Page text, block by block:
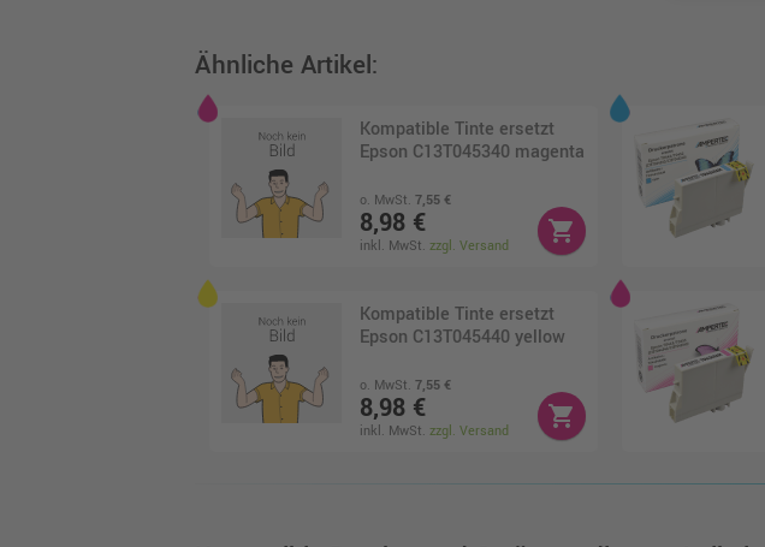
Ähnliche Artikel:
Kompatible Tinte ersetzt
Epson C13T045340 magenta
o. MwSt. 7,55 €
8,98 €
inkl. MwSt. zzgl. Versand
shopping_cart
Kompatible Tinte ersetzt
Epson C13T045440 yellow
o. MwSt. 7,55 €
8,98 €
inkl. MwSt. zzgl. Versand
shopping_cart